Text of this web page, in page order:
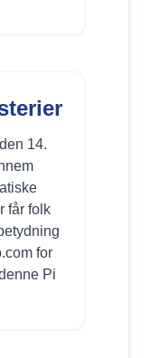
14.
får folk
for
Pi